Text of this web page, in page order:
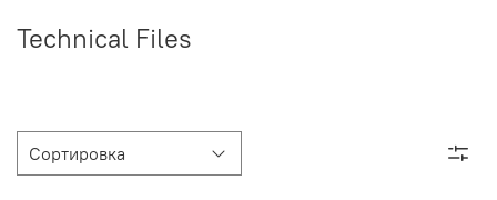
Technical Files